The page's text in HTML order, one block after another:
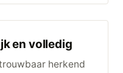
en volledig
herkend